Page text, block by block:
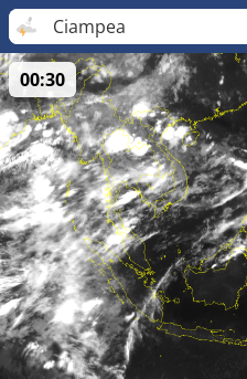
Ciampea
00:30